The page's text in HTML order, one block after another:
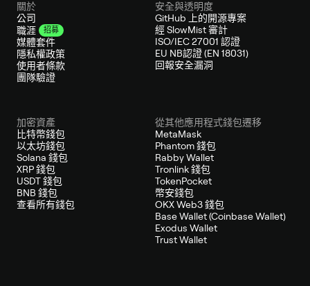
關於
公司
職涯
招募
媒體套件
隱私權政策
使用者條款
團隊驗證
安全與透明度
GitHub 上的開源專案
經 SlowMist 審計
ISO/IEC 27001 認證
EU NB認證 (EN 18031)
回報安全漏洞
加密資產
比特幣錢包
以太坊錢包
Solana 錢包
XRP 錢包
USDT 錢包
BNB 錢包
查看所有錢包
從其他應用程式錢包遷移
MetaMask
Phantom 錢包
Rabby Wallet
Tronlink 錢包
TokenPocket
幣安錢包
OKX Web3 錢包
Base Wallet (Coinbase Wallet)
Exodus Wallet
Trust Wallet